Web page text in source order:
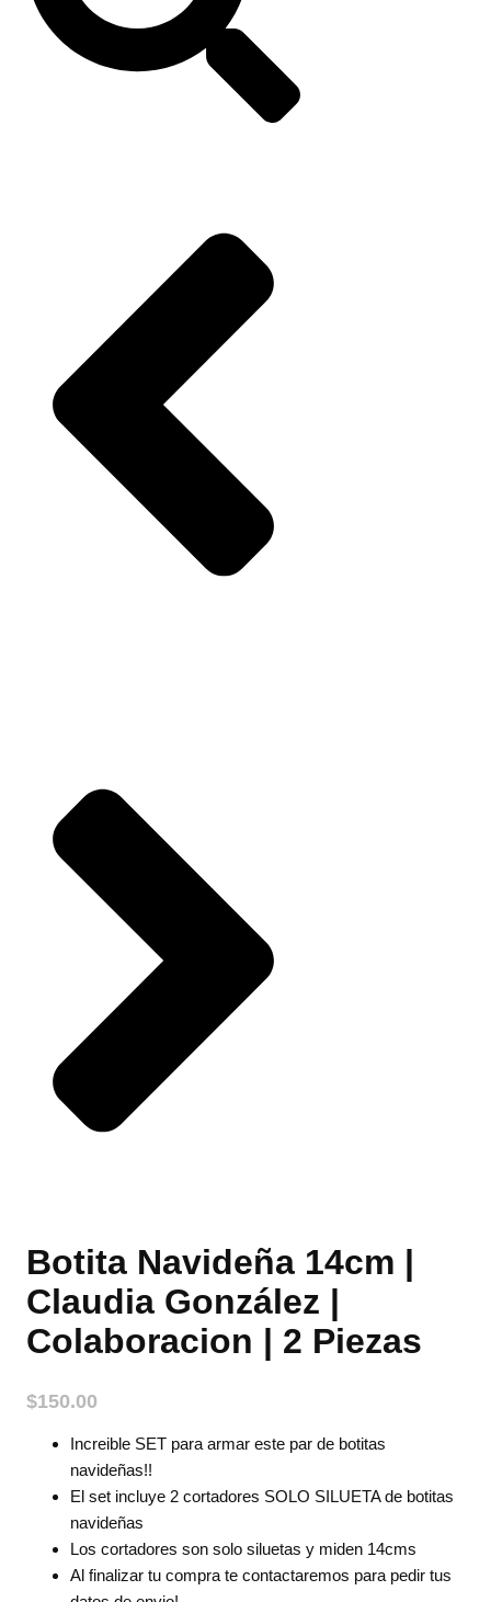
Botita Navideña 14cm |
Claudia González |
Colaboracion | 2 Piezas
$150.00
Increible SET para armar este par de botitas
navideñas!!
El set incluye 2 cortadores SOLO SILUETA de botitas
navideñas
Los cortadores son solo siluetas y miden 14cms
Al finalizar tu compra te contactaremos para pedir tus